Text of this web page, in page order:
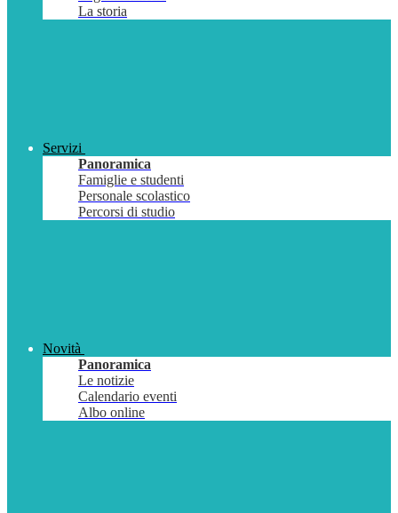
La storia
Servizi
Panoramica
Famiglie e studenti
Personale scolastico
Percorsi di studio
Novità
Panoramica
Le notizie
Calendario eventi
Albo online